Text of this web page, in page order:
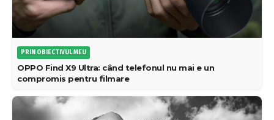
PRIN OBIECTIVUL MEU
OPPO Find X9 Ultra: când telefonul nu mai e un
compromis pentru filmare